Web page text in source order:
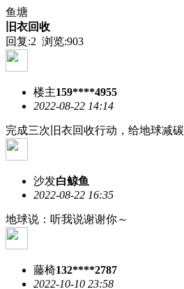
鱼塘
旧衣回收
回复:2 浏览:903
楼主159****4955
2022-08-22 14:14
完成三次旧衣回收行动，给地球减碳
沙发白鲸鱼
2022-08-22 16:35
地球说：听我说谢谢你～
藤椅132****2787
2022-10-10 23:58